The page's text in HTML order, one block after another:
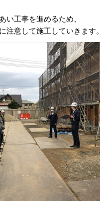
い工事を進めるため、
注意して施工していきます。